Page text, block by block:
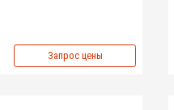
Запрос цены